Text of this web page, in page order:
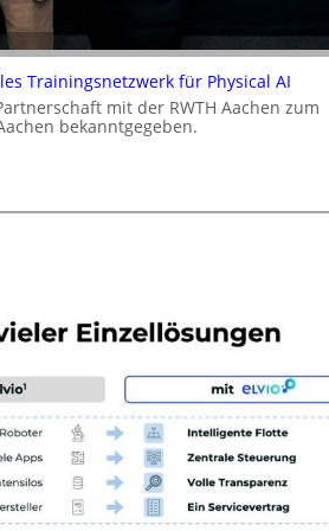
Trainingsnetzwerk für Physical AI
mit der RWTH Aachen zum
bekanntgegeben.